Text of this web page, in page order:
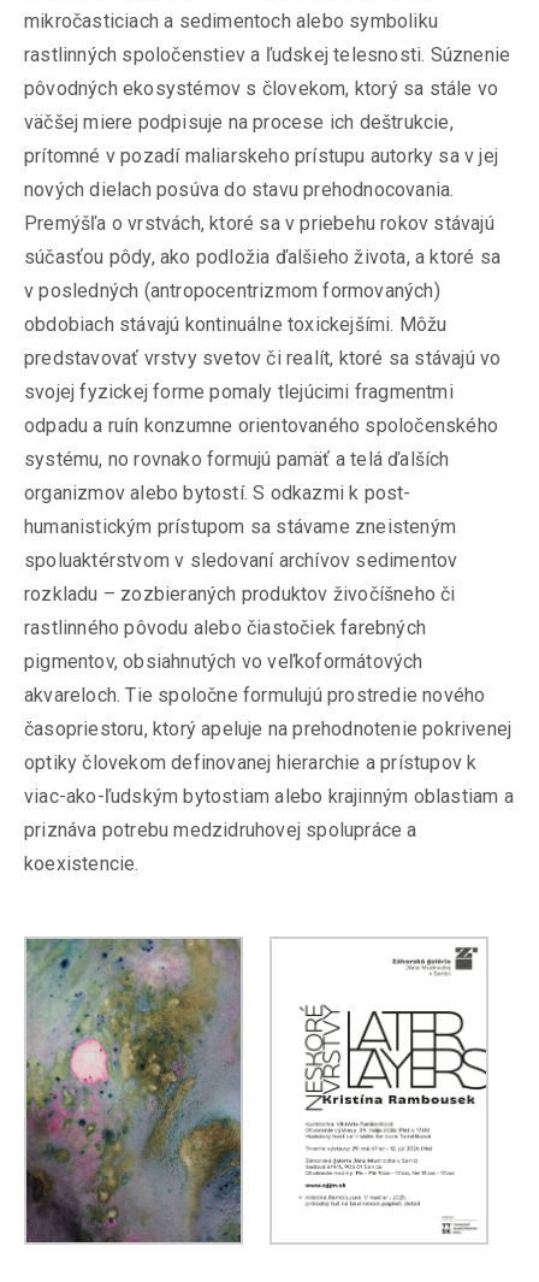
mikročasticiach a sedimentoch alebo symboliku
rastlinných spoločenstiev a ľudskej telesnosti. Súznenie
pôvodných ekosystémov s človekom, ktorý sa stále vo
väčšej miere podpisuje na procese ich deštrukcie,
prítomné v pozadí maliarskeho prístupu autorky sa v jej
nových dielach posúva do stavu prehodnocovania.
Premýšľa o vrstvách, ktoré sa v priebehu rokov stávajú
súčasťou pôdy, ako podložia ďalšieho života, a ktoré sa
v posledných (antropocentrizmom formovaných)
obdobiach stávajú kontinuálne toxickejšími. Môžu
predstavovať vrstvy svetov či realít, ktoré sa stávajú vo
svojej fyzickej forme pomaly tlejúcimi fragmentmi
odpadu a ruín konzumne orientovaného spoločenského
systému, no rovnako formujú pamäť a telá ďalších
organizmov alebo bytostí. S odkazmi k post-
humanistickým prístupom sa stávame zneisteným
spoluaktérstvom v sledovaní archívov sedimentov
rozkladu – zozbieraných produktov živočíšneho či
rastlinného pôvodu alebo čiastočiek farebných
pigmentov, obsiahnutých vo veľkoformátových
akvareloch. Tie spoločne formulujú prostredie nového
časopriestoru, ktorý apeluje na prehodnotenie pokrivenej
optiky človekom definovanej hierarchie a prístupov k
viac-ako-ľudským bytostiam alebo krajinným oblastiam a
priznáva potrebu medzidruhovej spolupráce a
koexistencie.